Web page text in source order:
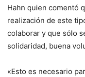
Hahn quien comentó
realización de este
colaborar y que sólo
solidaridad, buena
«Esto es necesario